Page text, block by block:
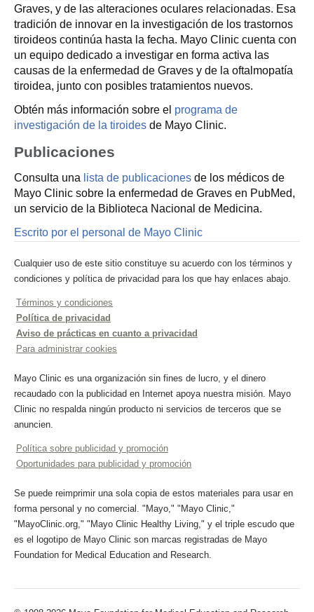
Graves, y de las alteraciones oculares relacionadas. Esa
tradición de innovar en la investigación de los trastornos
tiroideos continúa hasta la fecha. Mayo Clinic cuenta con
un equipo dedicado a investigar en forma activa las
causas de la enfermedad de Graves y de la oftalmopatía
tiroidea, junto con posibles tratamientos nuevos.
Obtén más información sobre el programa de
investigación de la tiroides de Mayo Clinic.
Publicaciones
Consulta una lista de publicaciones de los médicos de
Mayo Clinic sobre la enfermedad de Graves en PubMed,
un servicio de la Biblioteca Nacional de Medicina.
Escrito por el personal de Mayo Clinic
Cualquier uso de este sitio constituye su acuerdo con los términos y
condiciones y política de privacidad para los que hay enlaces abajo.
Términos y condiciones
Política de privacidad
Aviso de prácticas en cuanto a privacidad
Para administrar cookies
Mayo Clinic es una organización sin fines de lucro, y el dinero
recaudado con la publicidad en Internet apoya nuestra misión. Mayo
Clinic no respalda ningún producto ni servicios de terceros que se
anuncien.
Política sobre publicidad y promoción
Oportunidades para publicidad y promoción
Se puede reimprimir una sola copia de estos materiales para usar en
forma personal y no comercial. "Mayo," "Mayo Clinic,"
"MayoClinic.org," "Mayo Clinic Healthy Living," y el triple escudo que
es el logotipo de Mayo Clinic son marcas registradas de Mayo
Foundation for Medical Education and Research.